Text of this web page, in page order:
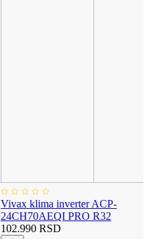
Vivax klima inverter ACP-
24CH70AEQI PRO R32
102.990 RSD